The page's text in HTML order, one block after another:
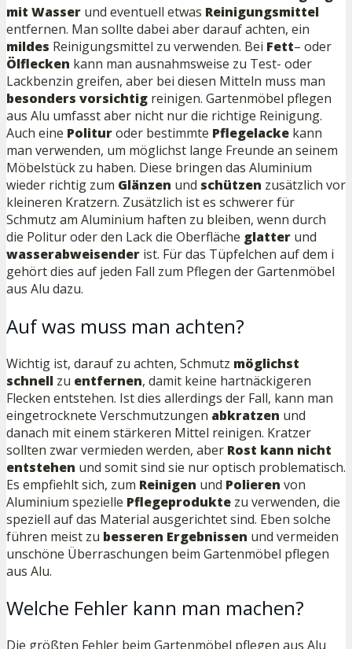
mit Wasser und eventuell etwas Reinigungsmittel
entfernen. Man sollte dabei aber darauf achten, ein
mildes Reinigungsmittel zu verwenden. Bei Fett– oder
Ölflecken kann man ausnahmsweise zu Test- oder
Lackbenzin greifen, aber bei diesen Mitteln muss man
besonders vorsichtig reinigen. Gartenmöbel pflegen
aus Alu umfasst aber nicht nur die richtige Reinigung.
Auch eine Polituroder bestimmte Pflegelacke kann
man verwenden, um möglichst lange Freunde an seinem
Möbelstück zu haben. Diese bringen das Aluminium
wieder richtig zum Glänzen und schützen zusätzlich vor
kleineren Kratzern. Zusätzlich ist es schwerer für
Schmutz am Aluminium haften zu bleiben, wenn durch
die Politur oder den Lack die Oberfläche glatter und
wasserabweisender ist. Für das Tüpfelchen auf dem i
gehört dies auf jeden Fall zum Pflegen der Gartenmöbel
aus Alu dazu.
Auf was muss man achten?
Wichtig ist, darauf zu achten, Schmutz möglichst
schnell zu entfernen, damit keine hartnäckigeren
Flecken entstehen. Ist dies allerdings der Fall, kann man
eingetrocknete Verschmutzungen abkratzen und
danach mit einem stärkeren Mittel reinigen. Kratzer
sollten zwar vermieden werden, aber Rost kann nicht
entstehen und somit sind sie nur optisch problematisch.
Es empfiehlt sich, zum Reinigen und Polieren von
Aluminium spezielle Pflegeprodukte zu verwenden, die
speziell auf das Material ausgerichtet sind. Eben solche
führen meist zu besseren Ergebnissen und vermeiden
unschöne Überraschungen beim Gartenmöbel pflegen
aus Alu.
Welche Fehler kann man machen?
Die größten Fehler beim Gartenmöbel pflegen aus Alu